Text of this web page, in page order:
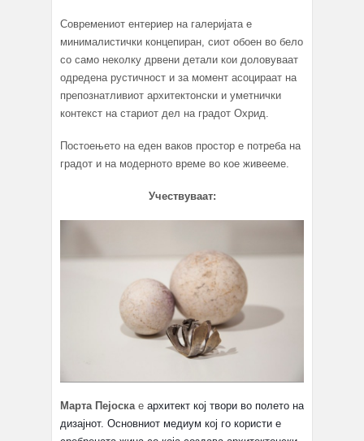
Современиот ентериер на галеријата е
минималистички концепиран, сиот обоен во бело
со само неколку дрвени детали кои доловуваат
одредена рустичност и за момент асоцираат на
препознатливиот архитектонски и уметнички
контекст на стариот дел на градот Охрид.
Постоењето на еден ваков простор е потреба на
градот и на модерното време во кое живееме.
Учествуваат:
Марта Пејоска е архитект кој твори во полето на
дизајнот. Основниот медиум кој го користи е